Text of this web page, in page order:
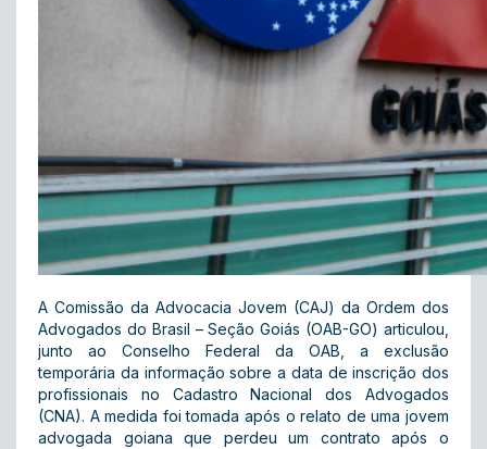
A Comissão da Advocacia Jovem (CAJ) da Ordem dos
Advogados do Brasil – Seção Goiás (OAB-GO) articulou,
junto ao Conselho Federal da OAB, a exclusão
temporária da informação sobre a data de inscrição dos
profissionais no Cadastro Nacional dos Advogados
(CNA). A medida foi tomada após o relato de uma jovem
advogada goiana que perdeu um contrato após o